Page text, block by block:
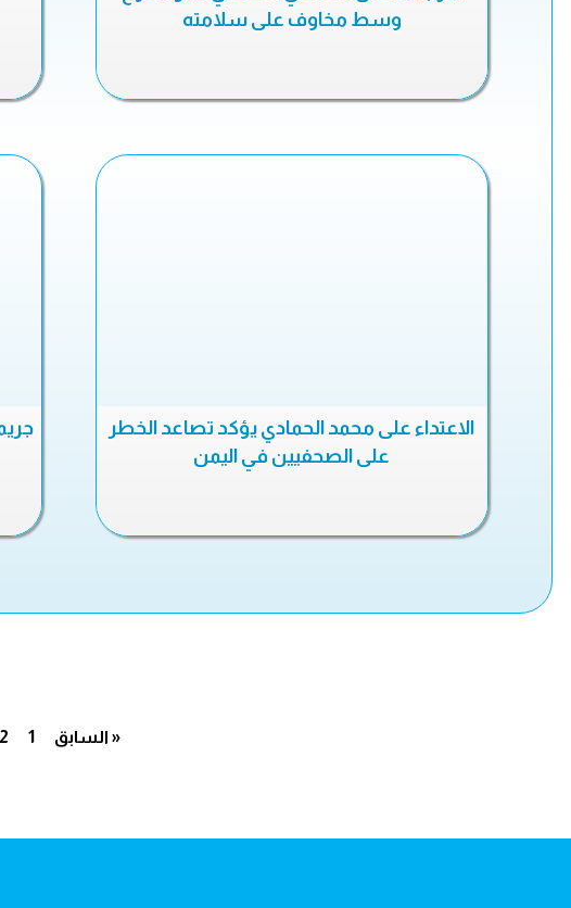
وسط مخاوف على سلامته
الاعتداء على محمد الحمادي يؤكد تصاعد الخطر
على الصحفيين في اليمن
« السابق 1
2